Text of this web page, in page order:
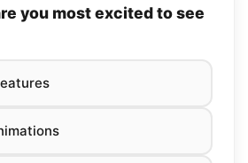
you most excited to see